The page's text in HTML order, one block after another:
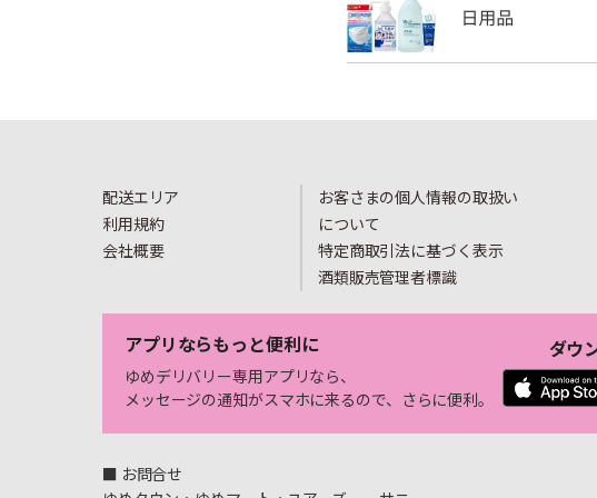
配送エリア
利用規約
会社概要
お客さまの個人情報の取扱い
について
特定商取引法に基づく表示
酒類販売管理者標識
アプリならもっと便利に
ゆめデリバリー専用アプリなら、
メッセージの通知がスマホに来るので、さらに便利。
ダウ
■ お問合せ